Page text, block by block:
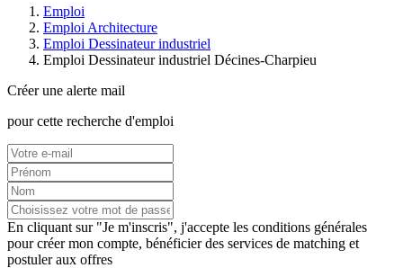
Emploi
Emploi Architecture
Emploi Dessinateur industriel
Emploi Dessinateur industriel Décines-Charpieu
Créer une alerte mail
pour cette recherche d'emploi
En cliquant sur "Je m'inscris", j'accepte les conditions générales
pour créer mon compte, bénéficier des services de matching et
postuler aux offres